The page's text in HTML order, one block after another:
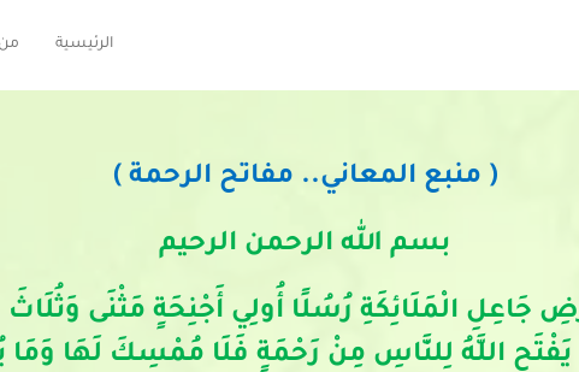
الرئيسية
( منبع المعاني.. مفاتح الرحمة )
بسم الله الرحمن الرحيم
جَاعِلِ الْمَلَائِكَةِ رُسُلًا أُولِي أَجْنِحَةٍ مَثْنَى
عَلَى كُلِّ شَيْءٍ قَدِيرٌ (1) مَا يَفْتَحِ اللَّهُ لِلنَّاسِ مِنْ رَحْمَةٍ فَلَا